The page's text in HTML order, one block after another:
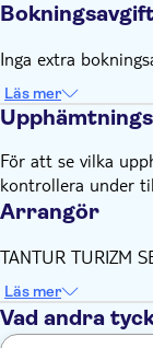
Inga extra
Läs mer
För att se vilka
kontrollera under
Arrangör
TANTUR
Läs mer
Vad andra